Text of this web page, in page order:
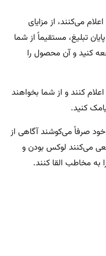
می‌کنند، از مزایای
تبلیغ، مستقیماً از شما
کنید و آن محصول را
کنند و از شما بخواهند
کنید.
صرفاً می‌کوشند آگاهی از
می‌کنند لوکس بودن و
مخاطب القا کنند.